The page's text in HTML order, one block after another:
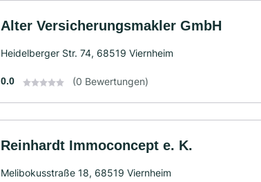
Alter Versicherungsmakler GmbH
Heidelberger Str. 74, 68519 Viernheim
0.0 (0 Bewertungen)
Reinhardt Immoconcept e. K.
Melibokusstraße 18, 68519 Viernheim